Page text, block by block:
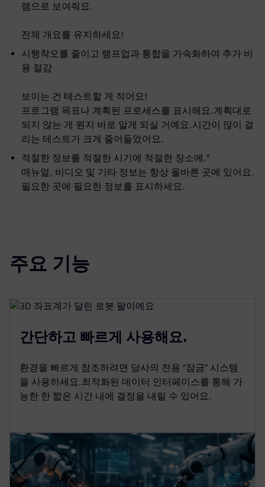
램으로 보여줘요.
전체 개요를 유지하세요!
시행착오를 줄이고 램프업과 통합을 가속화하여 추가 비
용 절감
보이는 건 테스트할 게 적어요!
프로그램 목표나 계획된 프로세스를 표시해요.계획대로
되지 않는 게 뭔지 바로 알게 되실 거예요.시간이 많이 걸
리는 테스트가 크게 줄어들었어요.
적절한 정보를 적절한 시기에 적절한 장소에.”
매뉴얼, 비디오 및 기타 정보는 항상 올바른 곳에 있어요.
필요한 곳에 필요한 정보를 표시하세요.
주요 기능
간단하고 빠르게 사용해요.
환경을 빠르게 참조하려면 당사의 전용 “잠금” 시스템
을 사용하세요.최적화된 데이터 인터페이스를 통해 가
능한 한 짧은 시간 내에 결정을 내릴 수 있어요.